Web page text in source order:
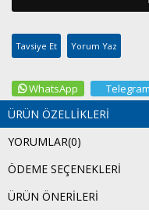
Tavsiye Et Yorum Yaz
WhatsApp Telegram
ÜRÜN ÖZELLIKLERI
YORUMLAR(0)
ÖDEME SEÇENEKLERI
ÜRÜN ÖNERILERI